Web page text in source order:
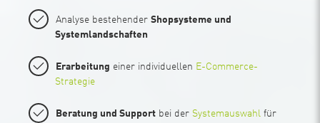
Analyse bestehenderShopsysteme und
Systemlandschaften
Erarbeitung einer individuellen E-Commerce-
Strategie
Beratung und Support bei der Systemauswahl für